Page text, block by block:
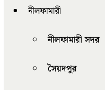
নীলফামারী
নীলফামারী সদর
সৈয়দপুর